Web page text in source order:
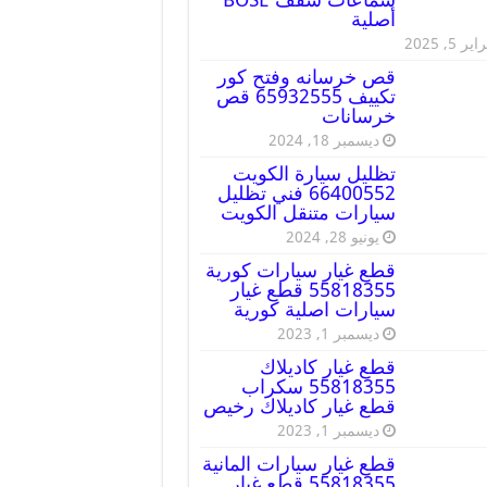
أصلية
5, 2025
قص خرسانه وفتح كور
تكييف 65932555 قص
خرسانات
ديسمبر 18, 2024
تظليل سيارة الكويت
66400552 فني تظليل
سيارات متنقل الكويت
يونيو 28, 2024
قطع غيار سيارات كورية
55818355 قطع غيار
سيارات اصلية كورية
ديسمبر 1, 2023
قطع غيار كاديلاك
55818355 سكراب
قطع غيار كاديلاك رخيص
ديسمبر 1, 2023
قطع غيار سيارات المانية